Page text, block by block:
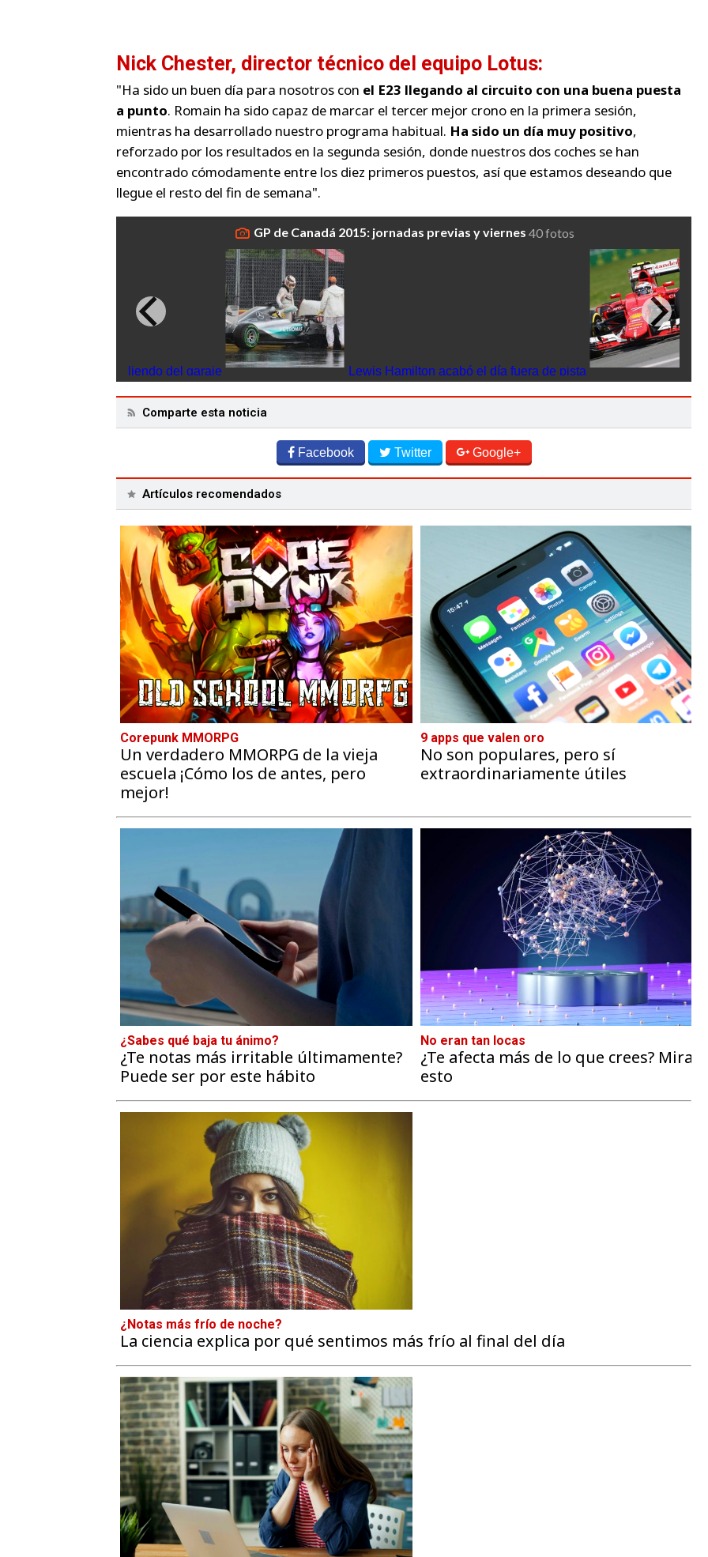
Nick Chester, director técnico del equipo Lotus:
"Ha sido un buen día para nosotros con el E23 llegando al circuito con una buena puesta
a punto. Romain ha sido capaz de marcar el tercer mejor crono en la primera sesión,
mientras ha desarrollado nuestro programa habitual. Ha sido un día muy positivo,
reforzado por los resultados en la segunda sesión, donde nuestros dos coches se han
encontrado cómodamente entre los diez primeros puestos, así que estamos deseando que
llegue el resto del fin de semana".
GP de Canadá 2015: jornadas previas y viernes 40 fotos
Lewis Hamilton acabó el día fuera de pista
Räikkönen rueda en
los Libres 2
Will Stevens saliendo del garaje
Comparte esta noticia
Facebook Twitter Google+
Artículos recomendados
Corepunk MMORPG
Un verdadero MMORPG de la vieja
escuela ¡Cómo los de antes, pero
mejor!
9 apps que valen oro
No son populares, pero sí
extraordinariamente útiles
¿Sabes qué baja tu ánimo?
¿Te notas más irritable últimamente?
Puede ser por este hábito
No eran tan locas
¿Te afecta más de lo que crees? Mira
esto
¿Notas más frío de noche?
La ciencia explica por qué sentimos más frío al final del día